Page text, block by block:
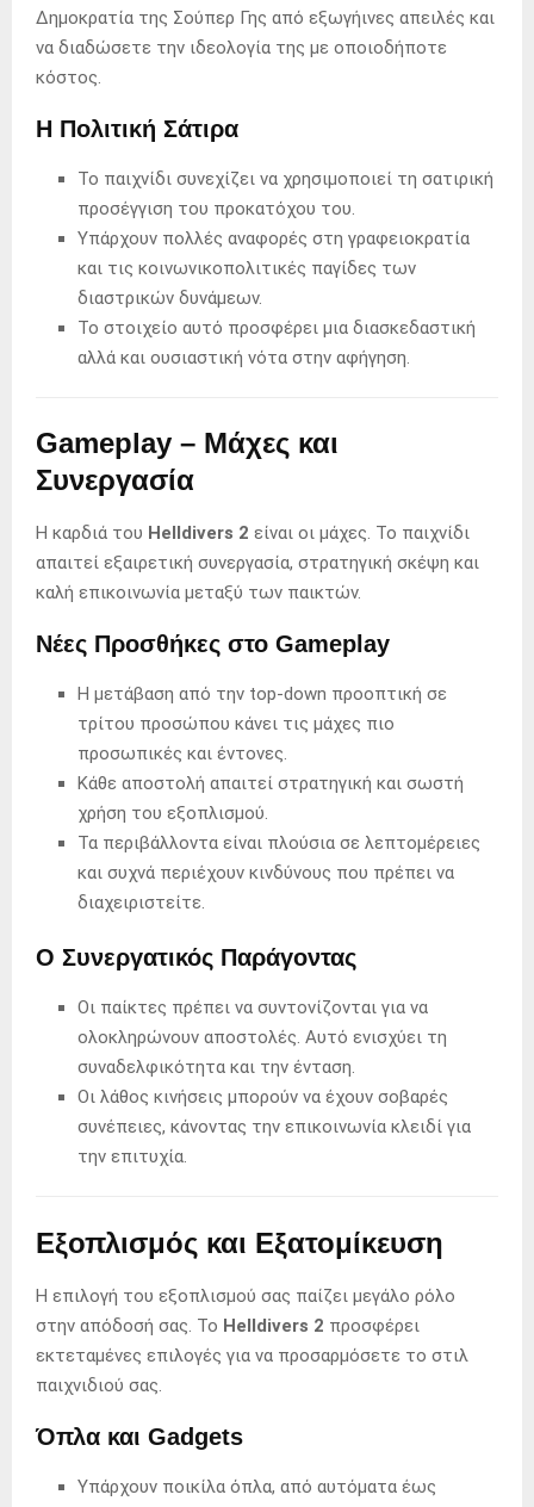
Δημοκρατία της Σούπερ Γης από εξωγήινες απειλές και
να διαδώσετε την ιδεολογία της με οποιοδήποτε
κόστος.
Η Πολιτική Σάτιρα
Το παιχνίδι συνεχίζει να χρησιμοποιεί τη σατιρική
προσέγγιση του προκατόχου του.
Υπάρχουν πολλές αναφορές στη γραφειοκρατία
και τις κοινωνικοπολιτικές παγίδες των
διαστρικών δυνάμεων.
Το στοιχείο αυτό προσφέρει μια διασκεδαστική
αλλά και ουσιαστική νότα στην αφήγηση.
Gameplay – Μάχες και
Συνεργασία
Η καρδιά του Helldivers 2 είναι οι μάχες. Το παιχνίδι
απαιτεί εξαιρετική συνεργασία, στρατηγική σκέψη και
καλή επικοινωνία μεταξύ των παικτών.
Νέες Προσθήκες στο Gameplay
Η μετάβαση από την top-down προοπτική σε
τρίτου προσώπου κάνει τις μάχες πιο
προσωπικές και έντονες.
Κάθε αποστολή απαιτεί στρατηγική και σωστή
χρήση του εξοπλισμού.
Τα περιβάλλοντα είναι πλούσια σε λεπτομέρειες
και συχνά περιέχουν κινδύνους που πρέπει να
διαχειριστείτε.
Ο Συνεργατικός Παράγοντας
Οι παίκτες πρέπει να συντονίζονται για να
ολοκληρώνουν αποστολές. Αυτό ενισχύει τη
συναδελφικότητα και την ένταση.
Οι λάθος κινήσεις μπορούν να έχουν σοβαρές
συνέπειες, κάνοντας την επικοινωνία κλειδί για
την επιτυχία.
Εξοπλισμός και Εξατομίκευση
Η επιλογή του εξοπλισμού σας παίζει μεγάλο ρόλο
στην απόδοσή σας. Το Helldivers 2 προσφέρει
εκτεταμένες επιλογές για να προσαρμόσετε το στιλ
παιχνιδιού σας.
Όπλα και Gadgets
Υπάρχουν ποικίλα όπλα, από αυτόματα έως